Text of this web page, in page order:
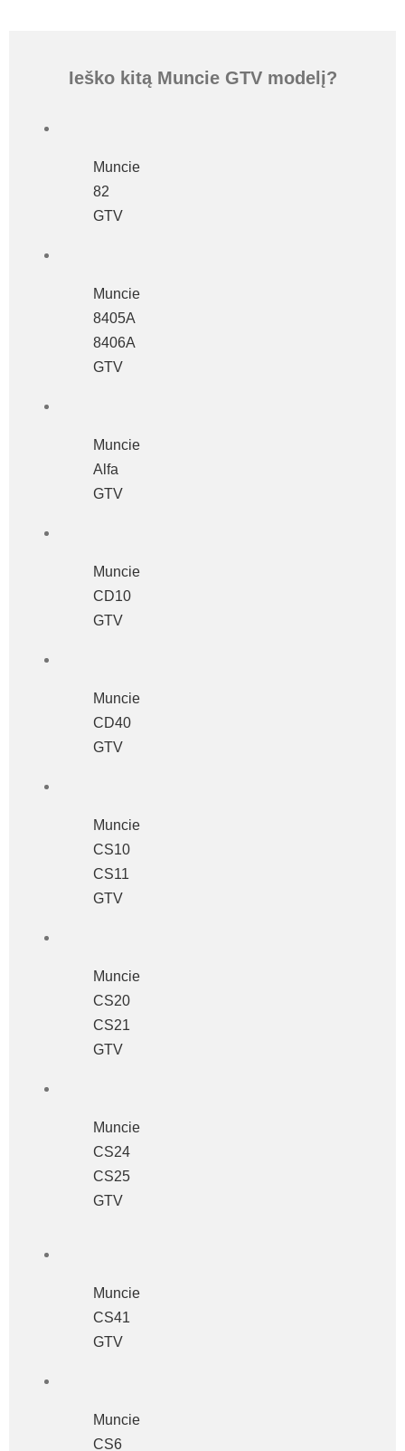
Ieško kitą Muncie GTV modelį?
Muncie
82
GTV
Muncie
8405A
8406A
GTV
Muncie
Alfa
GTV
Muncie
CD10
GTV
Muncie
CD40
GTV
Muncie
CS10
CS11
GTV
Muncie
CS20
CS21
GTV
Muncie
CS24
CS25
GTV
Muncie
CS41
GTV
Muncie
CS6